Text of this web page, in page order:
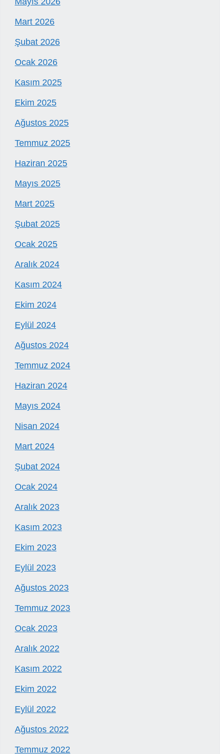
Mart 2026
Şubat 2026
Ocak 2026
Kasım 2025
Ekim 2025
Ağustos 2025
Temmuz 2025
Haziran 2025
Mayıs 2025
Mart 2025
Şubat 2025
Ocak 2025
Aralık 2024
Kasım 2024
Ekim 2024
Eylül 2024
Ağustos 2024
Temmuz 2024
Haziran 2024
Mayıs 2024
Nisan 2024
Mart 2024
Şubat 2024
Ocak 2024
Aralık 2023
Kasım 2023
Ekim 2023
Eylül 2023
Ağustos 2023
Temmuz 2023
Ocak 2023
Aralık 2022
Kasım 2022
Ekim 2022
Eylül 2022
Ağustos 2022
Temmuz 2022